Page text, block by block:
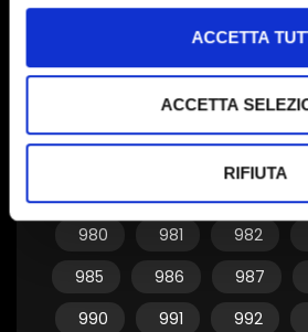
ACCETTA
ACCETTA
RIFIUTA
957
960
961 962
966 967
970
971 972
980
981 982
985
986 987
990
991 992